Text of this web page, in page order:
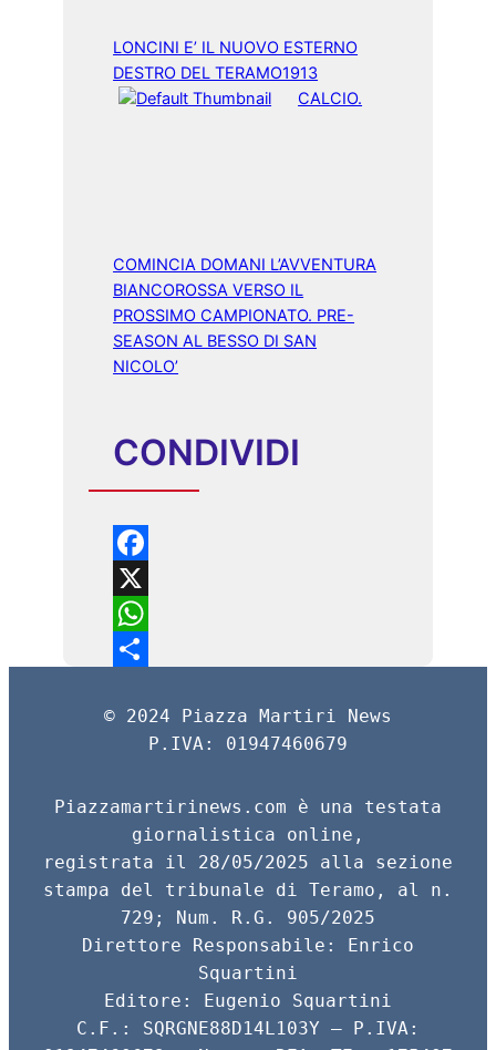
LONCINI E’ IL NUOVO ESTERNO
DESTRO DEL TERAMO1913
CALCIO.
COMINCIA DOMANI L’AVVENTURA
BIANCOROSSA VERSO IL
PROSSIMO CAMPIONATO. PRE-
SEASON AL BESSO DI SAN
NICOLO’
CONDIVIDI
F
a
c
b
X
W
a
p
p
o
v
© 2024 Piazza Martiri News
P.IVA: 01947460679
Piazzamartirinews.com è una testata
giornalistica online,
registrata il 28/05/2025 alla sezione
stampa del tribunale di Teramo, al n.
729; Num. R.G. 905/2025
Direttore Responsabile: Enrico
Squartini
Editore: Eugenio Squartini
C.F.: SQRGNE88D14L103Y – P.IVA: